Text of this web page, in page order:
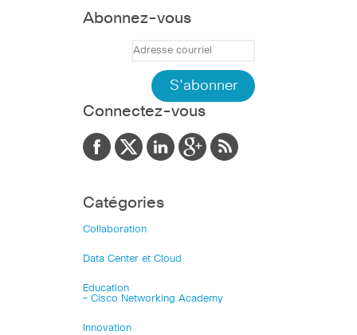
Abonnez-vous
Connectez-vous
Catégories
Collaboration
Data Center et Cloud
Education
– Cisco Networking Academy
Innovation